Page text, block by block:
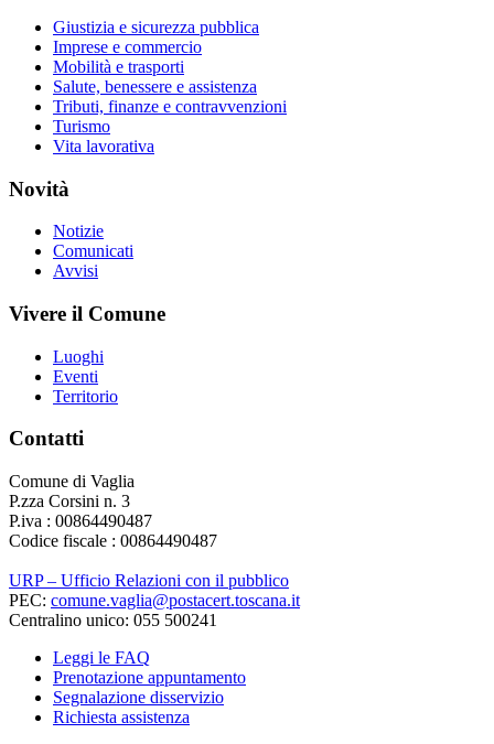
Giustizia e sicurezza pubblica
Imprese e commercio
Mobilità e trasporti
Salute, benessere e assistenza
Tributi, finanze e contravvenzioni
Turismo
Vita lavorativa
Novità
Notizie
Comunicati
Avvisi
Vivere il Comune
Luoghi
Eventi
Territorio
Contatti
Comune di Vaglia
P.zza Corsini n. 3
P.iva : 00864490487
Codice fiscale : 00864490487
URP – Ufficio Relazioni con il pubblico
PEC: comune.vaglia@postacert.toscana.it
Centralino unico: 055 500241
Leggi le FAQ
Prenotazione appuntamento
Segnalazione disservizio
Richiesta assistenza